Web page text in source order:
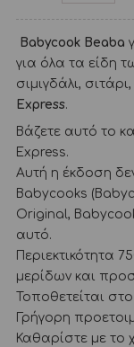
Babycook Beaba
για όλα τα είδη
σιμιγδάλι,
Express.
Βάζετε αυτό το
Express.
Αυτή η έκδοση
Babycooks
Original,
αυτό.
Περιεκτικότητα
μερίδων και
Τοποθετείται
Γρήγορη
Καθαρίστε με το